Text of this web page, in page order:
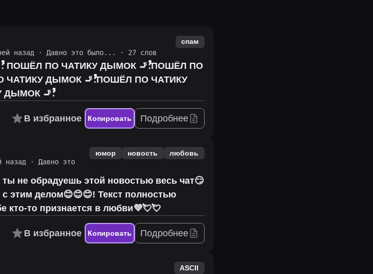
назад · Давно это было... · 27 слов
спам
ДЫМОК 🚬ﱞﱞﱞﱞﱞﱞﱞﱞﱞﱞﱞﱞﱞﱞﱞﱞﱞﱞﱞﱞﱞﱞﱞﱞﱞﱞﱞﱞﱞﱞﱞﱞﱞ:ПОШЁЛ ПО ЧАТИКУ ДЫМОК 🚬ﱞﱞﱞﱞﱞﱞﱞﱞﱞﱞﱞﱞﱞﱞﱞﱞﱞﱞﱞﱞﱞﱞﱞﱞﱞﱞﱞﱞﱞﱞﱞﱞﱞ:
В избранное Копировать Подробнее
назад ·
Давно это
юмор новость любовь
не обрадуешь этой новостью весь чат😏
с этим делом😊😊😊! Текст полностью
кто-то признается в любви💜💘💘
В избранное Копировать Подробнее
ASCII